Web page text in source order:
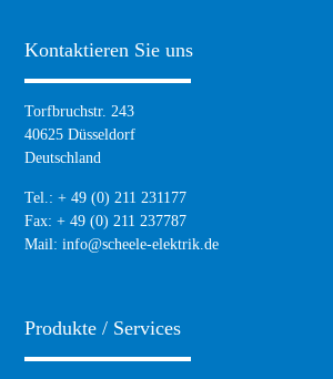
Kontaktieren Sie uns
Torfbruchstr. 243
40625 Düsseldorf
Deutschland
Tel.: + 49 (0) 211 231177
Fax: + 49 (0) 211 237787
Mail:info@scheele-elektrik.de
Produkte / Services